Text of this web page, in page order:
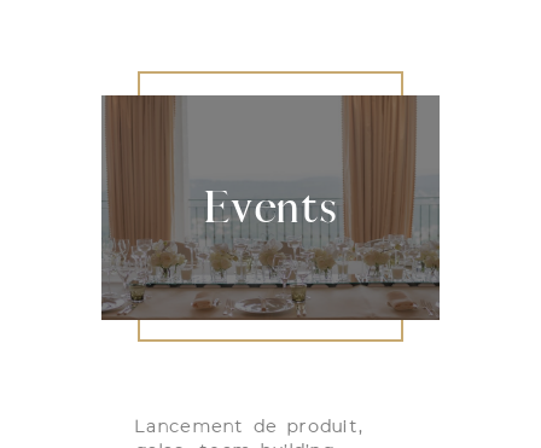
Events
Lancement de produit,